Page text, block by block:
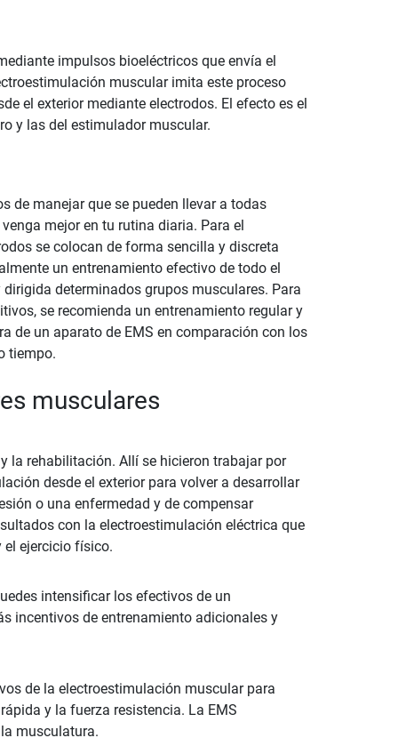
impulsos bioeléctricos que envía el
muscular imita este proceso
el exterior mediante electrodos. El efecto es el
y las del estimulador muscular.
de manejar que se pueden llevar a todas
mejor en tu rutina diaria. Para el
se colocan de forma sencilla y discreta
un entrenamiento efectivo de todo el
determinados grupos musculares. Para
se recomienda un entrenamiento regular y
de un aparato de EMS en comparación con los
tiempo.
musculares
la rehabilitación. Allí se hicieron trabajar por
desde el exterior para volver a desarrollar
o una enfermedad y de compensar
con la electroestimulación eléctrica que
el ejercicio físico.
intensificar los efectivos de un
incentivos de entrenamiento adicionales y
de la electroestimulación muscular para
y la fuerza resistencia. La EMS
musculatura.